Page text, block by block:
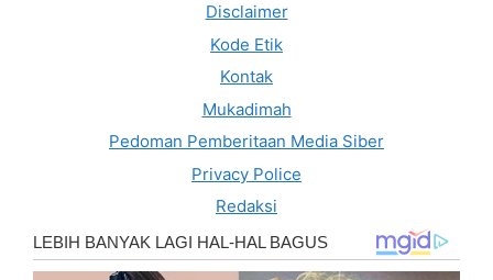
Disclaimer
Kode Etik
Kontak
Mukadimah
Pedoman Pemberitaan Media Siber
Privacy Police
Redaksi